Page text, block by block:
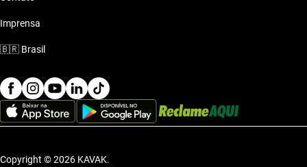
Imprensa
🇧🇷 Brasil
Copyright © 2026 KAVAK.